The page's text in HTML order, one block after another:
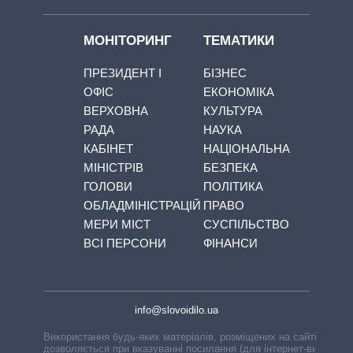
МОНІТОРИНГ
ПРЕЗИДЕНТ І
ОФІС
ВЕРХОВНА
РАДА
КАБІНЕТ
МІНІСТРІВ
ГОЛОВИ
ОБЛАДМІНІСТРАЦІЙ
МЕРИ МІСТ
ВСІ ПЕРСОНИ
ТЕМАТИКИ
БІЗНЕС
ЕКОНОМІКА
КУЛЬТУРА
НАУКА
НАЦІОНАЛЬНА
БЕЗПЕКА
ПОЛІТИКА
ПРАВО
СУСПІЛЬСТВО
ФІНАНСИ
info@slovoidilo.ua
Використання будь-яких матеріалів, розміщених на сайті,
дозволяється при вказуванні посилання (для інтернет-видань